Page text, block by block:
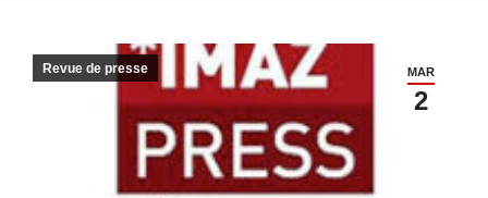
MAR
2
Revue de presse